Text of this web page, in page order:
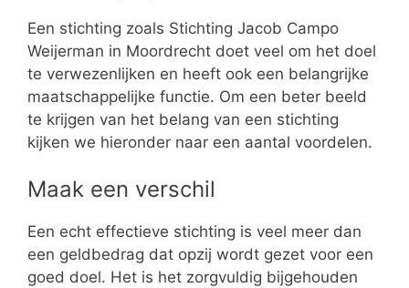
Een stichting zoals Stichting Jacob Campo
Weijerman in Moordrecht doet veel om het doel
te verwezenlijken en heeft ook een belangrijke
maatschappelijke functie. Om een beter beeld
te krijgen van het belang van een stichting
kijken we hieronder naar een aantal voordelen.
Maak een verschil
Een echt effectieve stichting is veel meer dan
een geldbedrag dat opzij wordt gezet voor een
goed doel. Het is het zorgvuldig bijgehouden